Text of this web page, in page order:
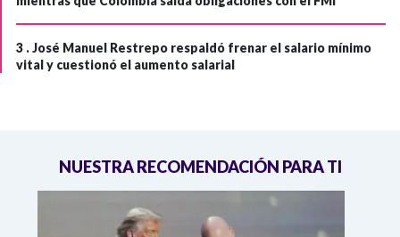
3 .José Manuel Restrepo respaldó frenar el salario mínimo
vital y cuestionó el aumento salarial
NUESTRA RECOMENDACIÓN PARA TI